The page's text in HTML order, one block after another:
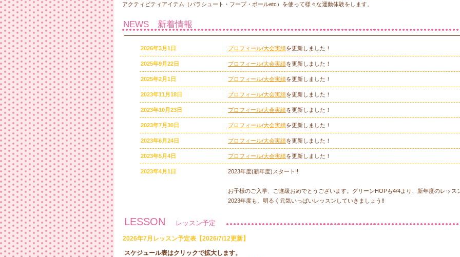
アクティビティアイテム（パラシュート・フープ・ボールetc）を使って様々な運動体験をします。
NEWS 新着情報
2026年3月1日 プロフィール/大会実績を更新しました！
2025年9月22日 プロフィール/大会実績を更新しました！
2025年2月1日 プロフィール/大会実績を更新しました！
2023年11月18日 プロフィール/大会実績を更新しました！
2023年10月23日 プロフィール/大会実績を更新しました！
2023年7月30日 プロフィール/大会実績を更新しました！
2023年6月24日 プロフィール/大会実績を更新しました！
2023年5月4日 プロフィール/大会実績を更新しました！
2023年4月1日 2023年度(新年度)スタート!!
お子様のご入学、ご進級おめでとうございます。グリーンHOPも4/4より、新年度のレッス
2023年度も、明るく元気いっぱいレッスンしていきましょう!!
LESSON レッスン予定
2026年7月レッスン予定表【2026/7/12更新】
スケジュール表はクリックで拡大します。